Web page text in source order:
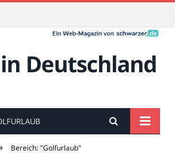
Deutschland
Bereich: "Golfurlaub"